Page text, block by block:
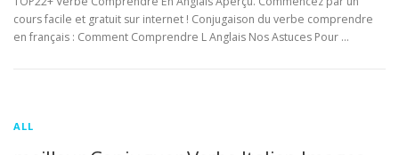
cours facile et gratuit sur internet ! Conjugaison du verbe comprendre
en français : Comment Comprendre L Anglais Nos Astuces Pour …
ALL